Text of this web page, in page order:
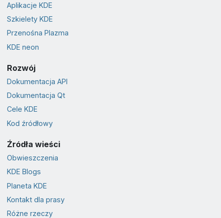
Aplikacje KDE
Szkielety KDE
Przenośna Plazma
KDE neon
Rozwój
Dokumentacja API
Dokumentacja Qt
Cele KDE
Kod źródłowy
Źródła wieści
Obwieszczenia
KDE Blogs
Planeta KDE
Kontakt dla prasy
Różne rzeczy